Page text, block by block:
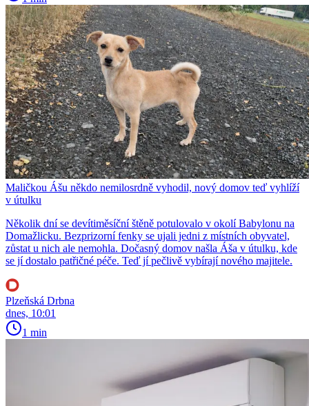
Maličkou Ášu někdo nemilosrdně vyhodil, nový domov teď vyhlíží
v útulku
Několik dní se devítiměsíční štěně potulovalo v okolí Babylonu na
Domažlicku. Bezprizorní fenky se ujali jedni z místních obyvatel,
zůstat u nich ale nemohla. Dočasný domov našla Áša v útulku, kde
se jí dostalo patřičné péče. Teď jí pečlivě vybírají nového majitele.
Plzeňská Drbna
dnes, 10:01
1 min